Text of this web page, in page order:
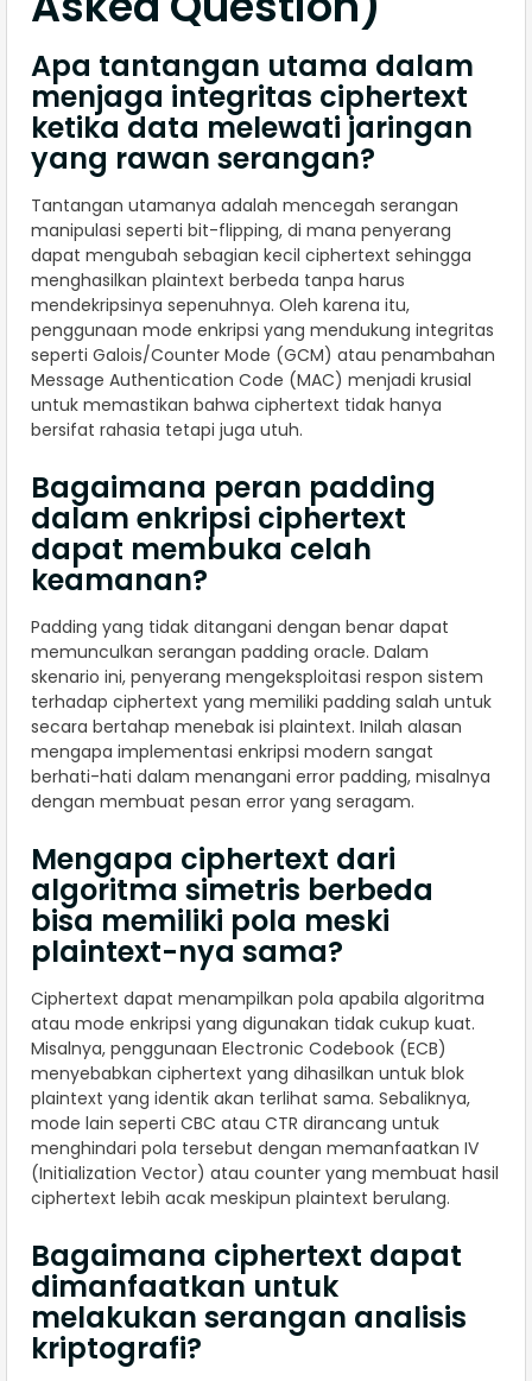
Apa tantangan utama dalam
menjaga integritas ciphertext
ketika data melewati jaringan
yang rawan serangan?
Tantangan utamanya adalah mencegah serangan
manipulasi seperti bit-flipping, di mana penyerang
dapat mengubah sebagian kecil ciphertext sehingga
menghasilkan plaintext berbeda tanpa harus
mendekripsinya sepenuhnya. Oleh karena itu,
penggunaan mode enkripsi yang mendukung integritas
seperti Galois/Counter Mode (GCM) atau penambahan
Message Authentication Code (MAC) menjadi krusial
untuk memastikan bahwa ciphertext tidak hanya
bersifat rahasia tetapi juga utuh.
Bagaimana peran padding
dalam enkripsi ciphertext
dapat membuka celah
keamanan?
Padding yang tidak ditangani dengan benar dapat
memunculkan serangan padding oracle. Dalam
skenario ini, penyerang mengeksploitasi respon sistem
terhadap ciphertext yang memiliki padding salah untuk
secara bertahap menebak isi plaintext. Inilah alasan
mengapa implementasi enkripsi modern sangat
berhati-hati dalam menangani error padding, misalnya
dengan membuat pesan error yang seragam.
Mengapa ciphertext dari
algoritma simetris berbeda
bisa memiliki pola meski
plaintext-nya sama?
Ciphertext dapat menampilkan pola apabila algoritma
atau mode enkripsi yang digunakan tidak cukup kuat.
Misalnya, penggunaan Electronic Codebook (ECB)
menyebabkan ciphertext yang dihasilkan untuk blok
plaintext yang identik akan terlihat sama. Sebaliknya,
mode lain seperti CBC atau CTR dirancang untuk
menghindari pola tersebut dengan memanfaatkan IV
(Initialization Vector) atau counter yang membuat hasil
ciphertext lebih acak meskipun plaintext berulang.
Bagaimana ciphertext dapat
dimanfaatkan untuk
melakukan serangan analisis
kriptografi?